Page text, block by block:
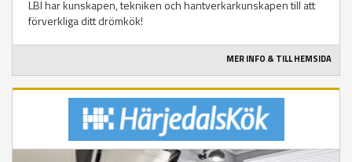
LBI har kunskapen, tekniken och hantverkarkunskapen till att
förverkliga ditt drömkök!
MER INFO & TILL HEMSIDA